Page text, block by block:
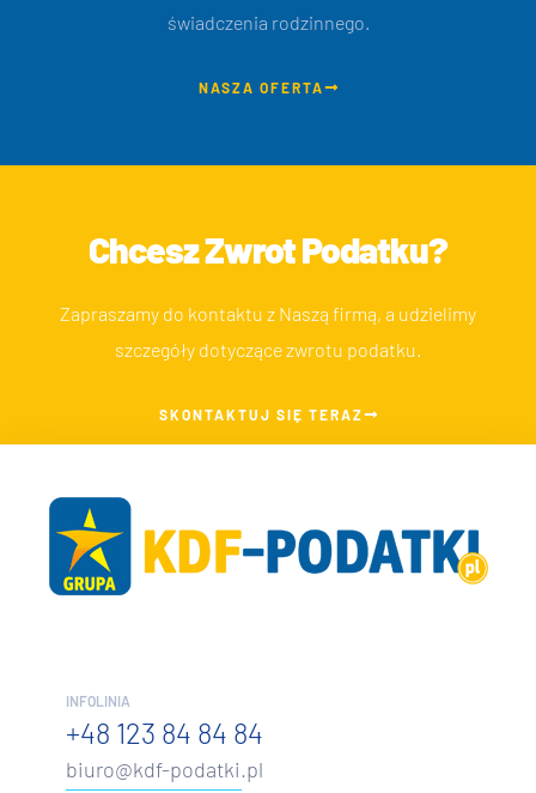
świadczenia rodzinnego.
NASZA OFERTA
Chcesz Zwrot Podatku?
Zapraszamy do kontaktu z Naszą firmą, a udzielimy
szczegóły dotyczące zwrotu podatku.
SKONTAKTUJ SIĘ TERAZ
INFOLINIA
+48 123 84 84 84
biuro@kdf-podatki.pl